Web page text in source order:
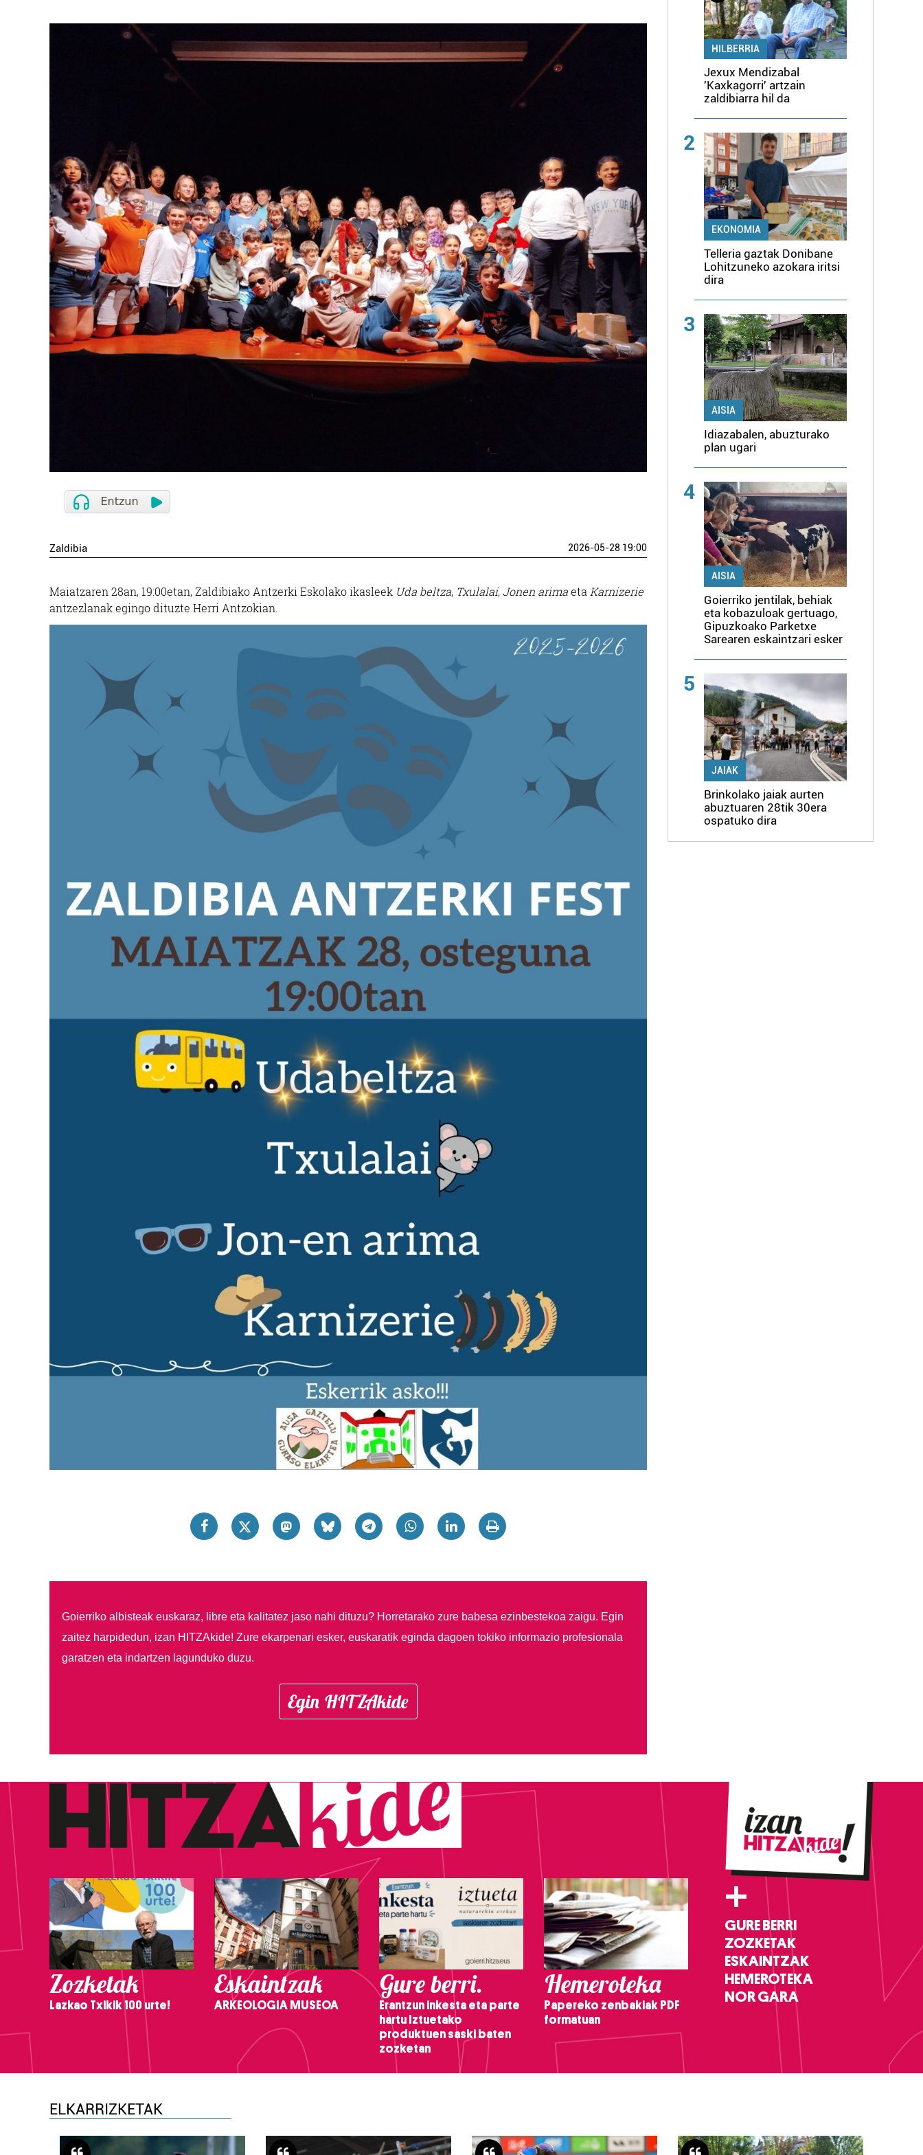
Zaldibia 2026-05-28 19:00
Maiatzaren 28an, 19:00etan, Zaldibiako Antzerki Eskolako ikasleek Uda beltza, Txulalai, Jonen arimaeta Karnizerie
antzezlanak egingo dituzte Herri Antzokian.
Goierriko albisteak euskaraz, libre eta kalitatez jaso nahi dituzu? Horretarako zure babesa ezinbestekoa zaigu. Egin
zaitez harpidedun, izan HITZAkide! Zure ekarpenari esker, euskaratik eginda dagoen tokiko informazio profesionala
garatzen eta indartzen lagunduko duzu.
Egin HITZAkide
HILBERRIA
Jexux Mendizabal
'Kaxkagorri' artzain
zaldibiarra hil da
2
EKONOMIA
Telleria gaztak Donibane
Lohitzuneko azokara iritsi
dira
3
AISIA
Idiazabalen, abuzturako
plan ugari
4
AISIA
Goierriko jentilak, behiak
eta kobazuloak gertuago,
Gipuzkoako Parketxe
Sarearen eskaintzari esker
5
JAIAK
Brinkolako jaiak aurten
abuztuaren 28tik 30era
ospatuko dira
Zozketak
Lazkao Txikik 100 urte!
Eskaintzak
ARKEOLOGIA MUSEOA
Gure berri.
Erantzun inkesta eta parte
hartu Iztuetako
produktuen saski baten
zozketan
Hemeroteka
Papereko zenbakiak PDF
formatuan
+
GURE BERRI
ZOZKETAK
ESKAINTZAK
HEMEROTEKA
NOR GARA
ELKARRIZKETAK